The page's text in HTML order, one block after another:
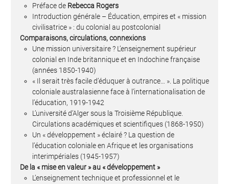
Préface de Rebecca Rogers
Introduction générale – Éducation, empires et « mission
civilisatrice » : du colonial au postcolonial
Comparaisons, circulations, connexions
Une mission universitaire ? L’enseignement supérieur
colonial en Inde britannique et en Indochine française
(années 1850-1940)
« Il serait très facile d’éduquer à outrance… ». La politique
coloniale australasienne face à l’internationalisation de
l’éducation, 1919-1942
L’université d’Alger sous la Troisième République.
Circulations académiques et scientifiques (1868-1950)
Un « développement » éclairé ? La question de
l’éducation coloniale en Afrique et les organisations
interimpériales (1945-1957)
De la « mise en valeur » au « développement »
L’enseignement technique et professionnel et le